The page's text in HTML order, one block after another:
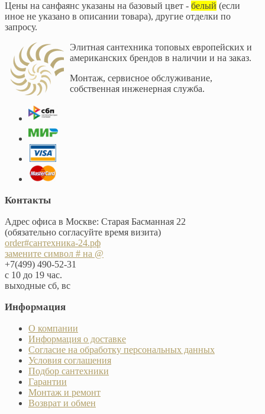
Цены на санфаянс указаны на базовый цвет - белый (если
иное не указано в описании товара), другие отделки по
запросу.
Элитная сантехника топовых европейских и
американских брендов в наличии и на заказ.
Монтаж, сервисное обслуживание,
собственная инженерная служба.
Контакты
Адрес офиса в Москве: Старая Басманная 22
(обязательно согласуйте время визита)
order#сантехника-24.рф
замените символ # на @
+7(499) 490-52-31
с 10 до 19 час.
выходные сб, вс
Информация
О компании
Информация о доставке
Согласие на обработку персональных данных
Условия соглашения
Подбор сантехники
Гарантии
Монтаж и ремонт
Возврат и обмен